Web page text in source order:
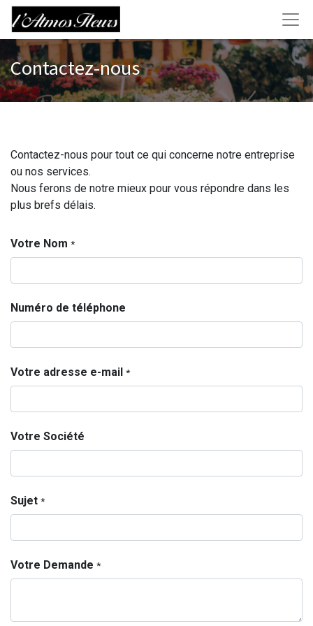
Contactez-nous
Contactez-nous pour tout ce qui concerne notre entreprise
ou nos services.
Nous ferons de notre mieux pour vous répondre dans les
plus brefs délais.
Votre Nom *
Numéro de téléphone
Votre adresse e-mail *
Votre Société
Sujet *
Votre Demande *